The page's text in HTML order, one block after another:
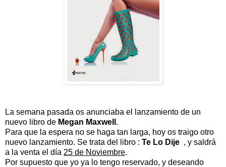
La semana pasada os anunciaba el lanzamiento de un
nuevo libro de Megan Maxwell .
Para que la espera no se haga tan larga, hoy os traigo otro
nuevo lanzamiento. Se trata del libro : Te Lo Dije , y saldrá
a la venta el día 25 de Noviembre.
Por supuesto que yo ya lo tengo reservado, y deseando